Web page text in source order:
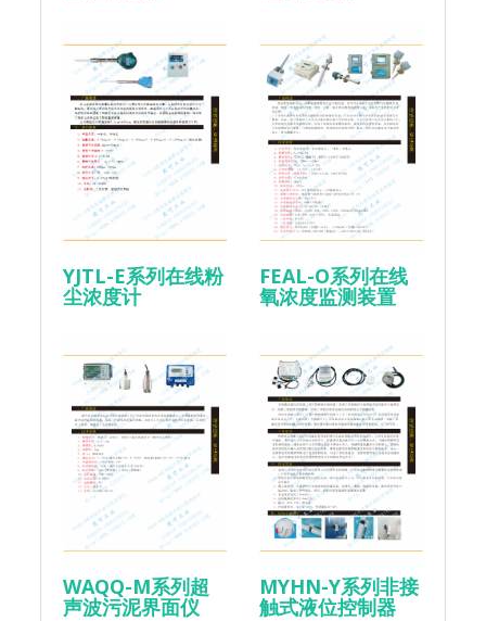
YJTL-E系列在线粉
尘浓度计
FEAL-O系列在线
氧浓度监测装置
WAQQ-M系列超
声波污泥界面仪
MYHN-Y系列非接
触式液位控制器